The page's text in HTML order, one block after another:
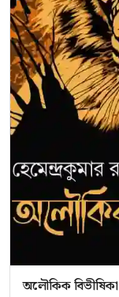
অলৌকিক বিভীষিকা